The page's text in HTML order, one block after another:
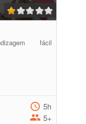
fácil
5h
5+